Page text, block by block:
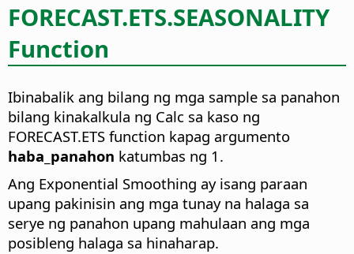
FORECAST.ETS.SEASONALITY
Function
Ibinabalik ang bilang ng mga sample sa panahon
bilang kinakalkula ng Calc sa kaso ng
FORECAST.ETS function kapag argumento
haba_panahon katumbas ng 1.
Ang Exponential Smoothing ay isang paraan
upang pakinisin ang mga tunay na halaga sa
serye ng panahon upang mahulaan ang mga
posibleng halaga sa hinaharap.